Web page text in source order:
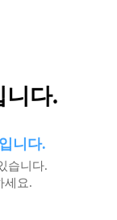
니다.
니다.
습니다.
세요.